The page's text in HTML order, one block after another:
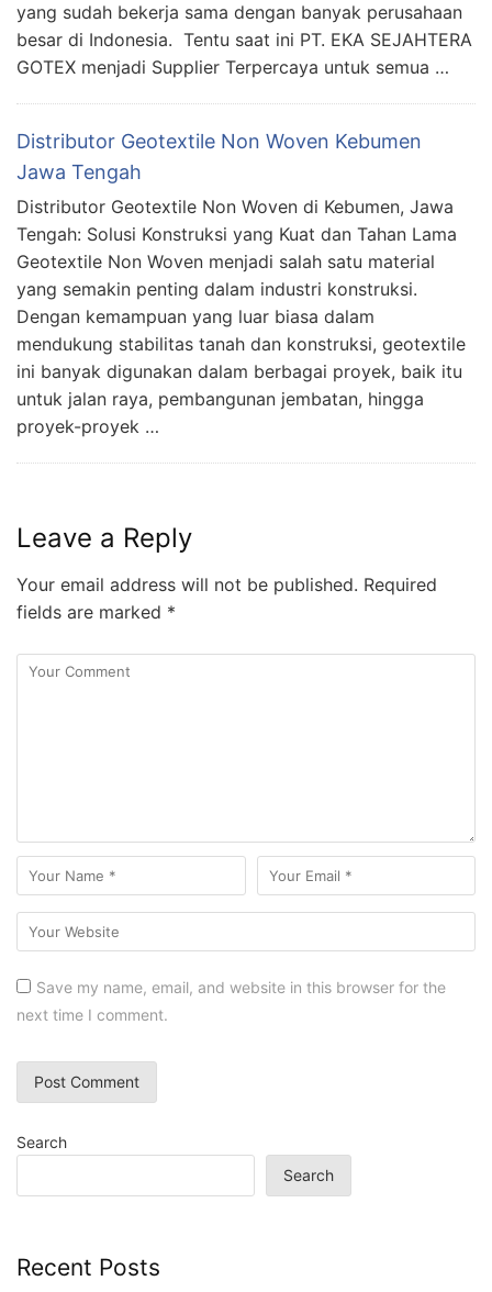
yang sudah bekerja sama dengan banyak perusahaan
besar di Indonesia. Tentu saat ini PT. EKA SEJAHTERA
GOTEX menjadi Supplier Terpercaya untuk semua …
Distributor Geotextile Non Woven Kebumen
Jawa Tengah
Distributor Geotextile Non Woven di Kebumen, Jawa
Tengah: Solusi Konstruksi yang Kuat dan Tahan Lama
Geotextile Non Woven menjadi salah satu material
yang semakin penting dalam industri konstruksi.
Dengan kemampuan yang luar biasa dalam
mendukung stabilitas tanah dan konstruksi, geotextile
ini banyak digunakan dalam berbagai proyek, baik itu
untuk jalan raya, pembangunan jembatan, hingga
proyek-proyek …
Leave a Reply
Your email address will not be published. Required
fields are marked *
Save my name, email, and website in this browser for the
next time I comment.
Search
Search
Recent Posts